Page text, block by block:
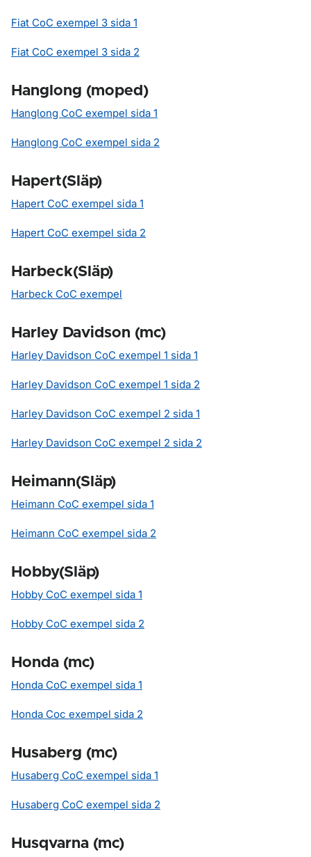
Fiat CoC exempel 3 sida 1
Fiat CoC exempel 3 sida 2
Hanglong (moped)
Hanglong CoC exempel sida 1
Hanglong CoC exempel sida 2
Hapert(Släp)
Hapert CoC exempel sida 1
Hapert CoC exempel sida 2
Harbeck(Släp)
Harbeck CoC exempel
Harley Davidson (mc)
Harley Davidson CoC exempel 1 sida 1
Harley Davidson CoC exempel 1 sida 2
Harley Davidson CoC exempel 2 sida 1
Harley Davidson CoC exempel 2 sida 2
Heimann(Släp)
Heimann CoC exempel sida 1
Heimann CoC exempel sida 2
Hobby(Släp)
Hobby CoC exempel sida 1
Hobby CoC exempel sida 2
Honda (mc)
Honda CoC exempel sida 1
Honda Coc exempel sida 2
Husaberg (mc)
Husaberg CoC exempel sida 1
Husaberg CoC exempel sida 2
Husqvarna (mc)